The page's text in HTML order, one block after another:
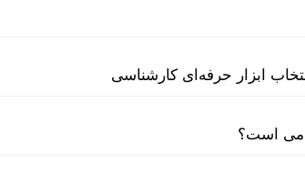
ابزار حرفه‌ای کارشناسی
است؟